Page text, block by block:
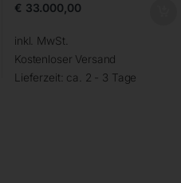
€ 33.000,00
inkl. MwSt.
Kostenloser Versand
Lieferzeit: ca. 2 - 3 Tage